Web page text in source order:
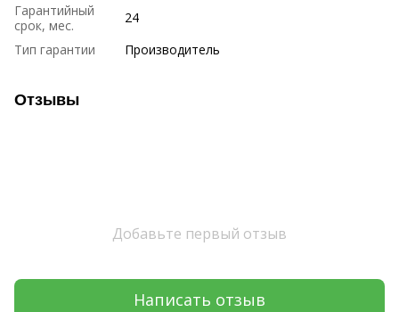
Гарантийный
срок, мес.
24
Тип гарантии
Производитель
Отзывы
Добавьте первый отзыв
Написать отзыв